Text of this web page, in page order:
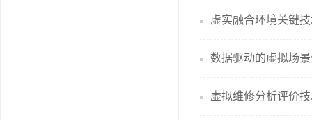
虚实融合环境关键
数据驱动的虚拟场
虚拟维修分析评价